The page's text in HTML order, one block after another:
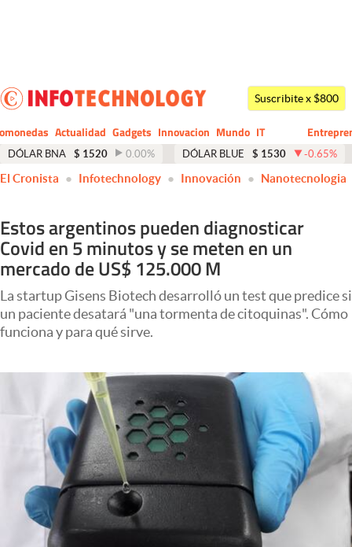
Dólar
Economía y Política
Finanzas y Mercados
Negocios
Columnistas
Otras secciones
Apertura
Mundial 2026
Eventos Corporativos
El Cronista Studio
Suscribite x $800
Actualidad Gadgets Innovacion Mundo
CIO
IT
Business
DÓLAR BNA $ 1520 0.00% DÓLAR BLUE $ 1530 -0.65%
El Cronista Infotechnology Innovación Nanotecnologia
Estos argentinos pueden diagnosticar
Covid en 5 minutos y se meten en un
mercado de US$ 125.000 M
La startup Gisens Biotech desarrolló un test que predice si
un paciente desatará "una tormenta de citoquinas". Cómo
funciona y para qué sirve.